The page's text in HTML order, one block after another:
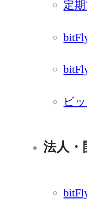
定
ビ
法人・